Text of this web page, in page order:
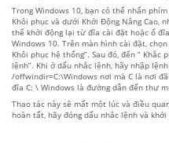
Trong Windows 10, bạn có thể nhấn
Khôi phục và dưới Khởi Động Nâng Cao,
thể khởi động lại từ đĩa cài đặt hoặc ổ
Windows 10. Trên màn hình cài đặt,
Khôi phục hệ thống”. Sau đó, đến “ Khắc
lệnh”. Khi ở dấu nhắc lệnh, hãy nhập
/offwindir=C:\Windows nơi mà C là nơi
đĩa C: \ Windows là đường dẫn đến thư
Thao tác này sẽ mất một lúc và điều
hoàn tất, hãy đóng dấu nhắc lệnh và